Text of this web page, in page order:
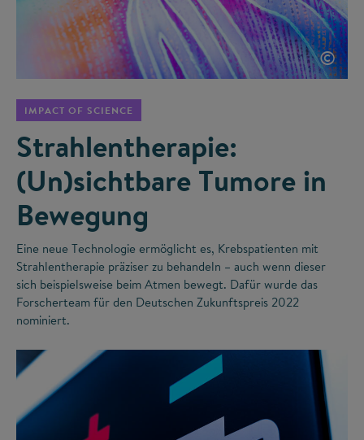
©
IMPACT OF SCIENCE
Strahlentherapie:
(Un)sichtbare Tumore in
Bewegung
Eine neue Technologie ermöglicht es, Krebspatienten mit
Strahlentherapie präziser zu behandeln – auch wenn dieser
sich beispielsweise beim Atmen bewegt. Dafür wurde das
Forscherteam für den Deutschen Zukunftspreis 2022
nominiert.